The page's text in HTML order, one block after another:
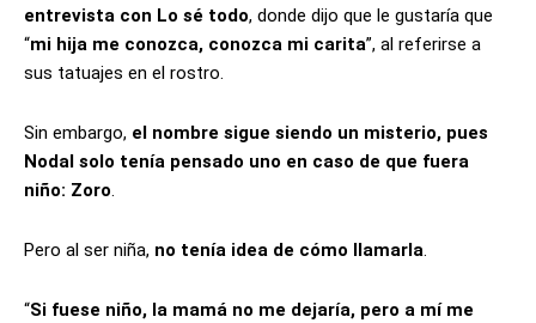
entrevista con Lo sé todo, donde dijo que le gustaría que
“mi hija me conozca, conozca mi carita”, al referirse a
sus tatuajes en el rostro.
Sin embargo, el nombre sigue siendo un misterio, pues
Nodal solo tenía pensado uno en caso de que fuera
niño: Zoro.
Pero al ser niña, no tenía idea de cómo llamarla.
“Si fuese niño, la mamá no me dejaría, pero a mí me